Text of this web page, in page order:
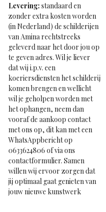
Levering: standaard en
zonder extra kosten worden
(in Nederland) de schilderijen
van Amina rechtstreeks
geleverd naar het door jou op
te geven adres. Wil je liever
dat wij i.p.v. een
koeriersdiensten het schilderij
komen brengen en wellicht
wil je geholpen worden met
het ophangen, neem dan
vooraf de aankoop contact
met ons op, dit kan met een
WhatsAppbericht op
0633624806 of via ons
contactformulier. Samen
willen wij ervoor zorgen dat
jij optimaal gaat genieten van
jouw nieuwe kunstwerk